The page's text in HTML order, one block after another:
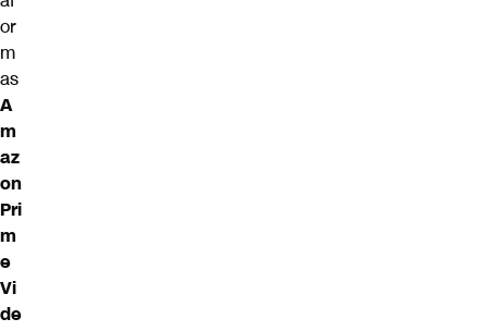
or
m
as
A
m
az
on
Pri
m
e
Vi
de